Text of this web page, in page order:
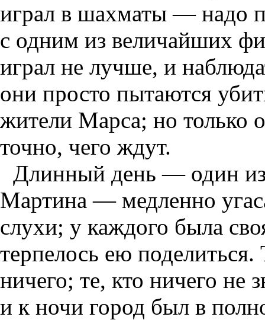
играл в шахматы — надо
с одним из величайших
играл не лучше, и
они просто пытаются
жители Марса; но только
точно, чего ждут.
Длинный день — один
Мартина — медленно
слухи; у каждого была
терпелось ею поделиться.
ничего; те, кто ничего не
и к ночи город был в